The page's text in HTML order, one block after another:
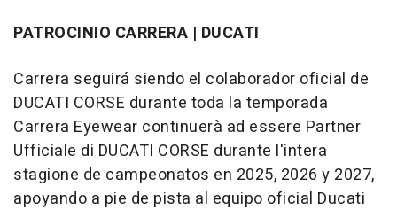
PATROCINIO CARRERA | DUCATI
Carrera seguirá siendo el colaborador oficial de
DUCATI CORSE durante toda la temporada
Carrera Eyewear continuerà ad essere Partner
Ufficiale di DUCATI CORSE durante l'intera
stagione de campeonatos en 2025, 2026 y 2027,
apoyando a pie de pista al equipo oficial Ducati